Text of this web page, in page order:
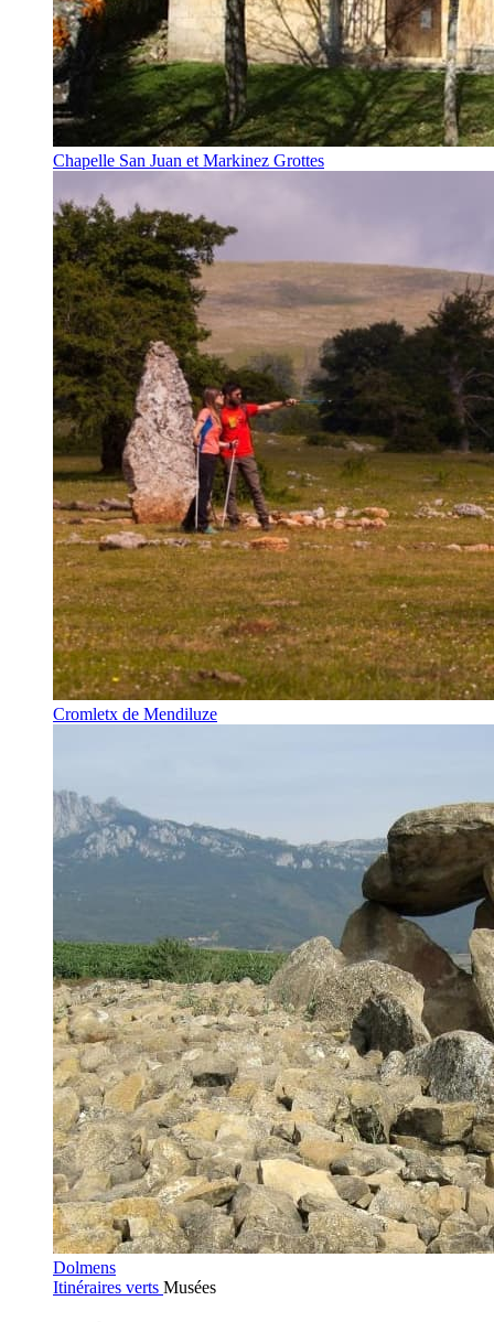
Chapelle San Juan et Markinez Grottes
Cromletx de Mendiluze
Dolmens
Itinéraires verts Musées